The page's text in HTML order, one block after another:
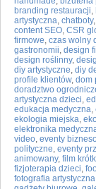
branding restauracji,
artystyczna, chatboty,
content SEO, CSR
firmowe, czas wolny
gastronomii, design
design roślinny,
diy artystyczne, diy
profile klientów, dom
doradztwo
artystyczna dzieci,
edukacja medyczna,
ekologia miejska,
elektronika
video, eventy
polityczne, eventy
animowany, film
fizjoterapia dzieci,
fotografia artystyczna